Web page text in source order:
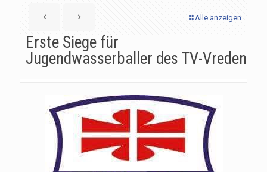
Alle anzeigen
Erste Siege für
Jugendwasserballer des TV-Vreden